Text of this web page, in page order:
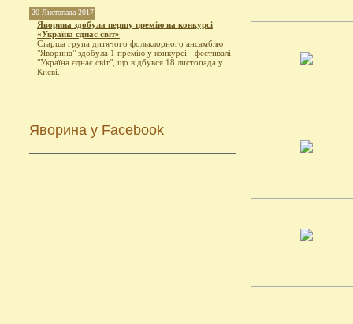
20 Листопада 2017
Яворина здобула першу премію на конкурсі
«Україна єднає світ»
Старша група дитячого фольклорного ансамблю
"Яворина" здобула 1 премію у конкурсі - фестивалі
"Україна єднає світ", що відбувся 18 листопада у
Києві.
Яворина у Facebook